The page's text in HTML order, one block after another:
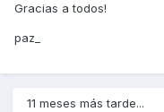
Gracias a todos!
paz_
11 meses más tarde...